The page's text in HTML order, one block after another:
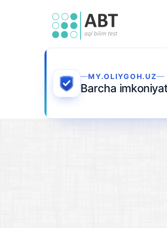
MY.OLIYGOH.UZ
Barcha